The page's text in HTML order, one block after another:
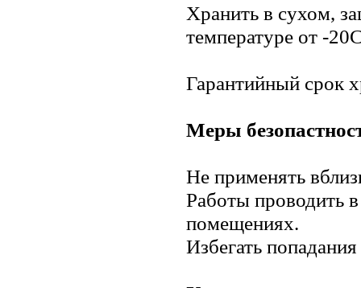
Хранить в сухом,
температуре от -
Гарантийный срок
Меры
Не применять
Работы проводить
помещениях.
Избегать